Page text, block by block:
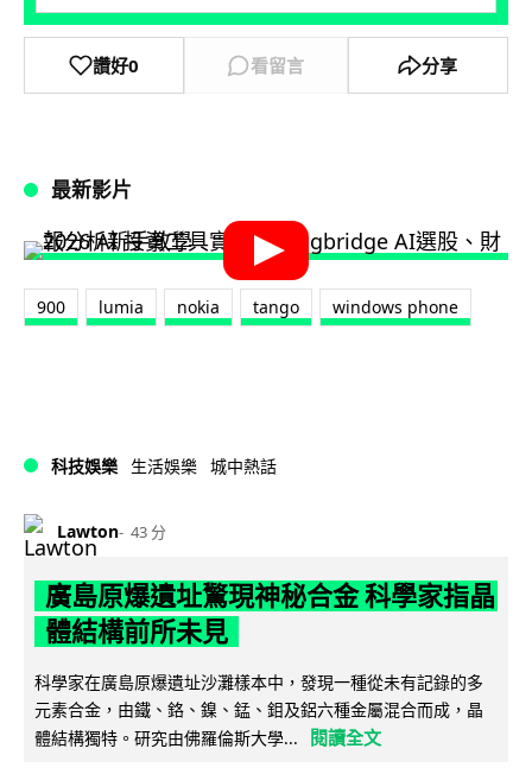
讚好0 看留言 分享
最新影片
900 lumia nokia tango windows phone
科技娛樂 生活娛樂 城中熱話
Lawton 43 分
廣島原爆遺址驚現神秘合金 科學家指晶
體結構前所未見
科學家在廣島原爆遺址沙灘樣本中，發現一種從未有記錄的多
元素合金，由鐵、鉻、鎳、錳、鉬及鋁六種金屬混合而成，晶
體結構獨特。研究由佛羅倫斯大學...
閱讀全文